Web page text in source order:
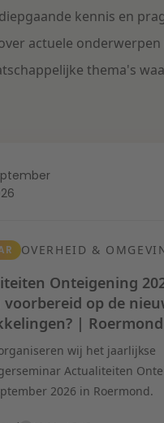
kennis en
actuele
thema's
OVERHEID &
Onteigening
voorbereid op de
| Roermond
wij het jaarlijkse
Actualiteiten
2026 in Roermond.